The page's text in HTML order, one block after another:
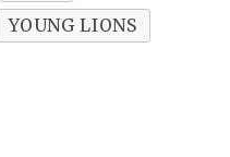
YOUNG LIONS